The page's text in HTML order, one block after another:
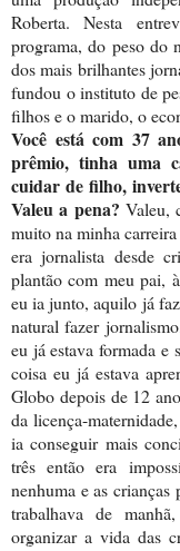
Roberta. Nesta
programa, do peso do
dos mais brilhantes
fundou o instituto de
filhos e o marido, o
Você está com 37
prêmio, tinha uma
cuidar de filho,
Valeu a pena? Valeu,
muito na minha
era jornalista desde
plantão com meu pai,
eu ia junto, aquilo já
natural fazer
eu já estava formada e
coisa eu já estava
Globo depois de 12
da licença-
ia conseguir mais
três então era
nenhuma e as
trabalhava de
organizar a vida das